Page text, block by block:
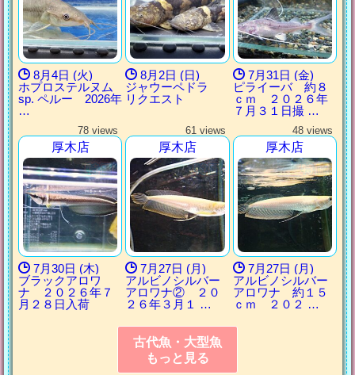
8月4日 (火)
ホプロステルヌム
sp. ペルー 2026年
…
8月2日 (日)
ジャウーペドラ
リクエスト
7月31日 (金)
ピライーバ 約８
ｃｍ ２０２６年
７月３１日撮 …
78 views
厚木店
7月30日 (木)
ブラックアロワ
ナ ２０２６年７
月２８日入荷
61 views
厚木店
7月27日 (月)
アルビノシルバー
アロワナ② ２０
２６年３月１ …
48 views
厚木店
7月27日 (月)
アルビノシルバー
アロワナ 約１５
ｃｍ ２０２ …
古代魚・大型魚
もっと見る